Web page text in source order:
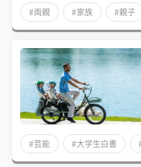
#両親 #家族 #親子
#芸能 #大学生白書